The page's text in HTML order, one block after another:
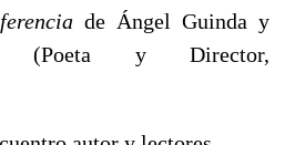
de Ángel Guinda y
(Poeta y Director,